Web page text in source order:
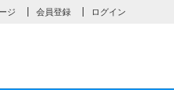
ジ 会員登録 ログイン